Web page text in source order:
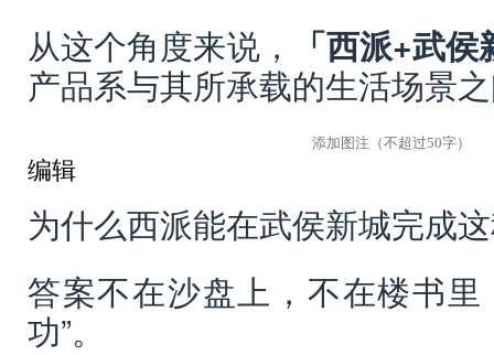
从这个角度来说，
「西派+武
产品系与其所承载的生活场景
编辑
为什么西派能在武侯新城完成
答案不在沙盘上，不在楼书
功”。